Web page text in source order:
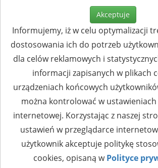
Akceptuje
Informujemy, iż w celu optymalizacji
dostosowania ich do potrzeb
dla celów reklamowych i
informacji zapisanych w plikach
urządzeniach końcowych
można kontrolować w
internetowej. Korzystając z naszej
ustawień w przeglądarce
użytkownik akceptuje politykę
cookies, opisaną wPolityce